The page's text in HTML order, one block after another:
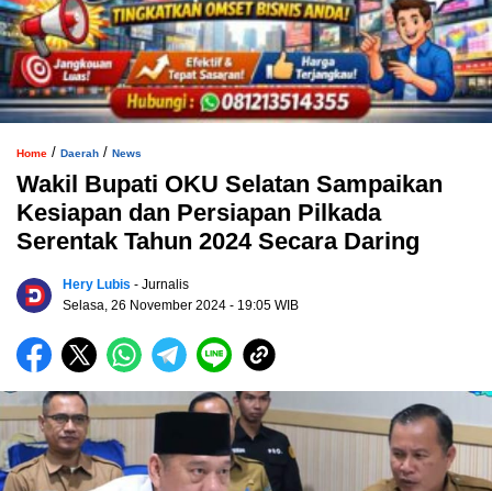
Home / Daerah / News
Wakil Bupati OKU Selatan Sampaikan
Kesiapan dan Persiapan Pilkada
Serentak Tahun 2024 Secara Daring
Hery Lubis - Jurnalis
Selasa, 26 November 2024 - 19:05 WIB